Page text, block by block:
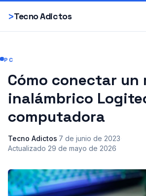
>Tecno Adictos
Smartphones
PC
Cómo conectar un
inalámbrico
computadora
Tecno Adictos·7 de junio de 2023·
Actualizado 29 de mayo de 2026